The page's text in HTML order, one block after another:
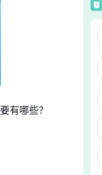
有哪些？